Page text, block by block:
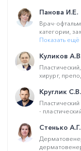
Панова И.Е.
Врач-
категории,
Показать ещё
Куликов
хирург,
Круглик С.В.
-
Стенько А.Г.